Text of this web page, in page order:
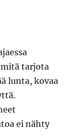
tarjota
lunta, kovaa
ei nähty